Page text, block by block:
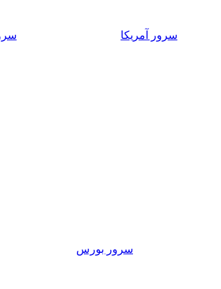
سرور آمریکا
سرور بورس